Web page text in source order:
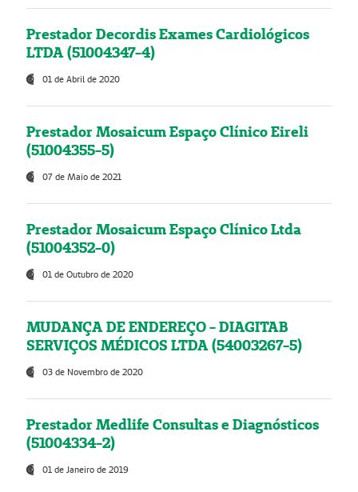
Prestador Decordis Exames Cardiológicos
LTDA (51004347-4)
01 de Abril de 2020
Prestador Mosaicum Espaço Clínico Eireli
(51004355-5)
07 de Maio de 2021
Prestador Mosaicum Espaço Clínico Ltda
(51004352-0)
01 de Outubro de 2020
MUDANÇA DE ENDEREÇO - DIAGITAB
SERVIÇOS MÉDICOS LTDA (54003267-5)
03 de Novembro de 2020
Prestador Medlife Consultas e Diagnósticos
(51004334-2)
01 de Janeiro de 2019